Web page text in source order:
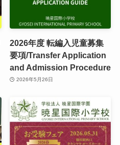
2026年度 転編入児童募集
要項/Transfer Application
and Admission Procedure
2026年5月26日